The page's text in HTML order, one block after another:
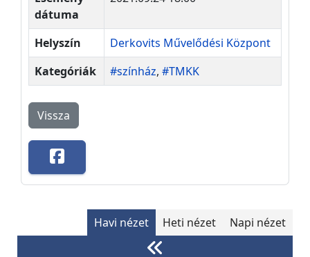
dátuma
Helyszín
Derkovits Művelődési Központ
Kategóriák
#színház, #TMKK
Vissza
Havi nézet Heti nézet Napi nézet